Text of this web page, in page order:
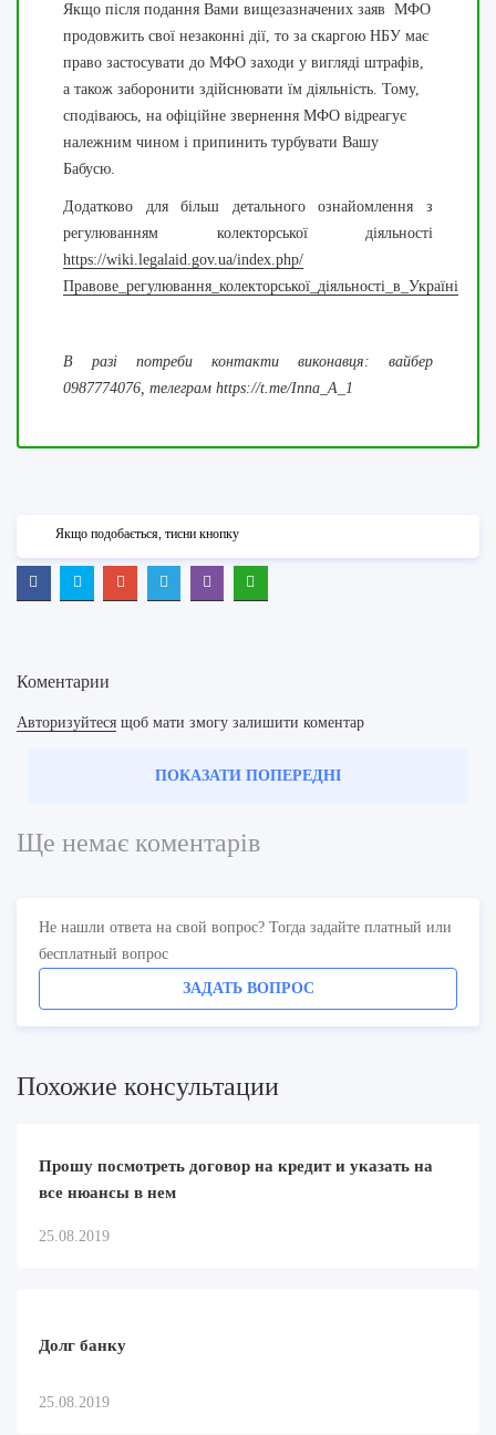
Якщо після подання Вами вищезазначених заяв МФО
продовжить свої незаконні дії, то за скаргою НБУ має
право застосувати до МФО заходи у вигляді штрафів,
а також заборонити здійснювати їм діяльність. Тому,
сподіваюсь, на офіційне звернення МФО відреагує
належним чином і припинить турбувати Вашу
Бабусю.
Додатково для більш детального ознайомлення з
регулюванням колекторської діяльності
https://wiki.legalaid.gov.ua/index.php/
Правове_регулювання_колекторської_діяльності_в_Україні
В разі потреби контакти виконавця: вайбер
0987774076, телеграм https://t.me/Inna_A_1
Якщо подобається, тисни кнопку
Коментарии
Авторизуйтеся щоб мати змогу залишити коментар
ПОКАЗАТИ ПОПЕРЕДНІ
Ще немає коментарів
Не нашли ответа на свой вопрос? Тогда задайте платный или
бесплатный вопрос
ЗАДАТЬ ВОПРОС
Похожие консультации
Прошу посмотреть договор на кредит и указать на
все нюансы в нем
25.08.2019
Долг банку
25.08.2019